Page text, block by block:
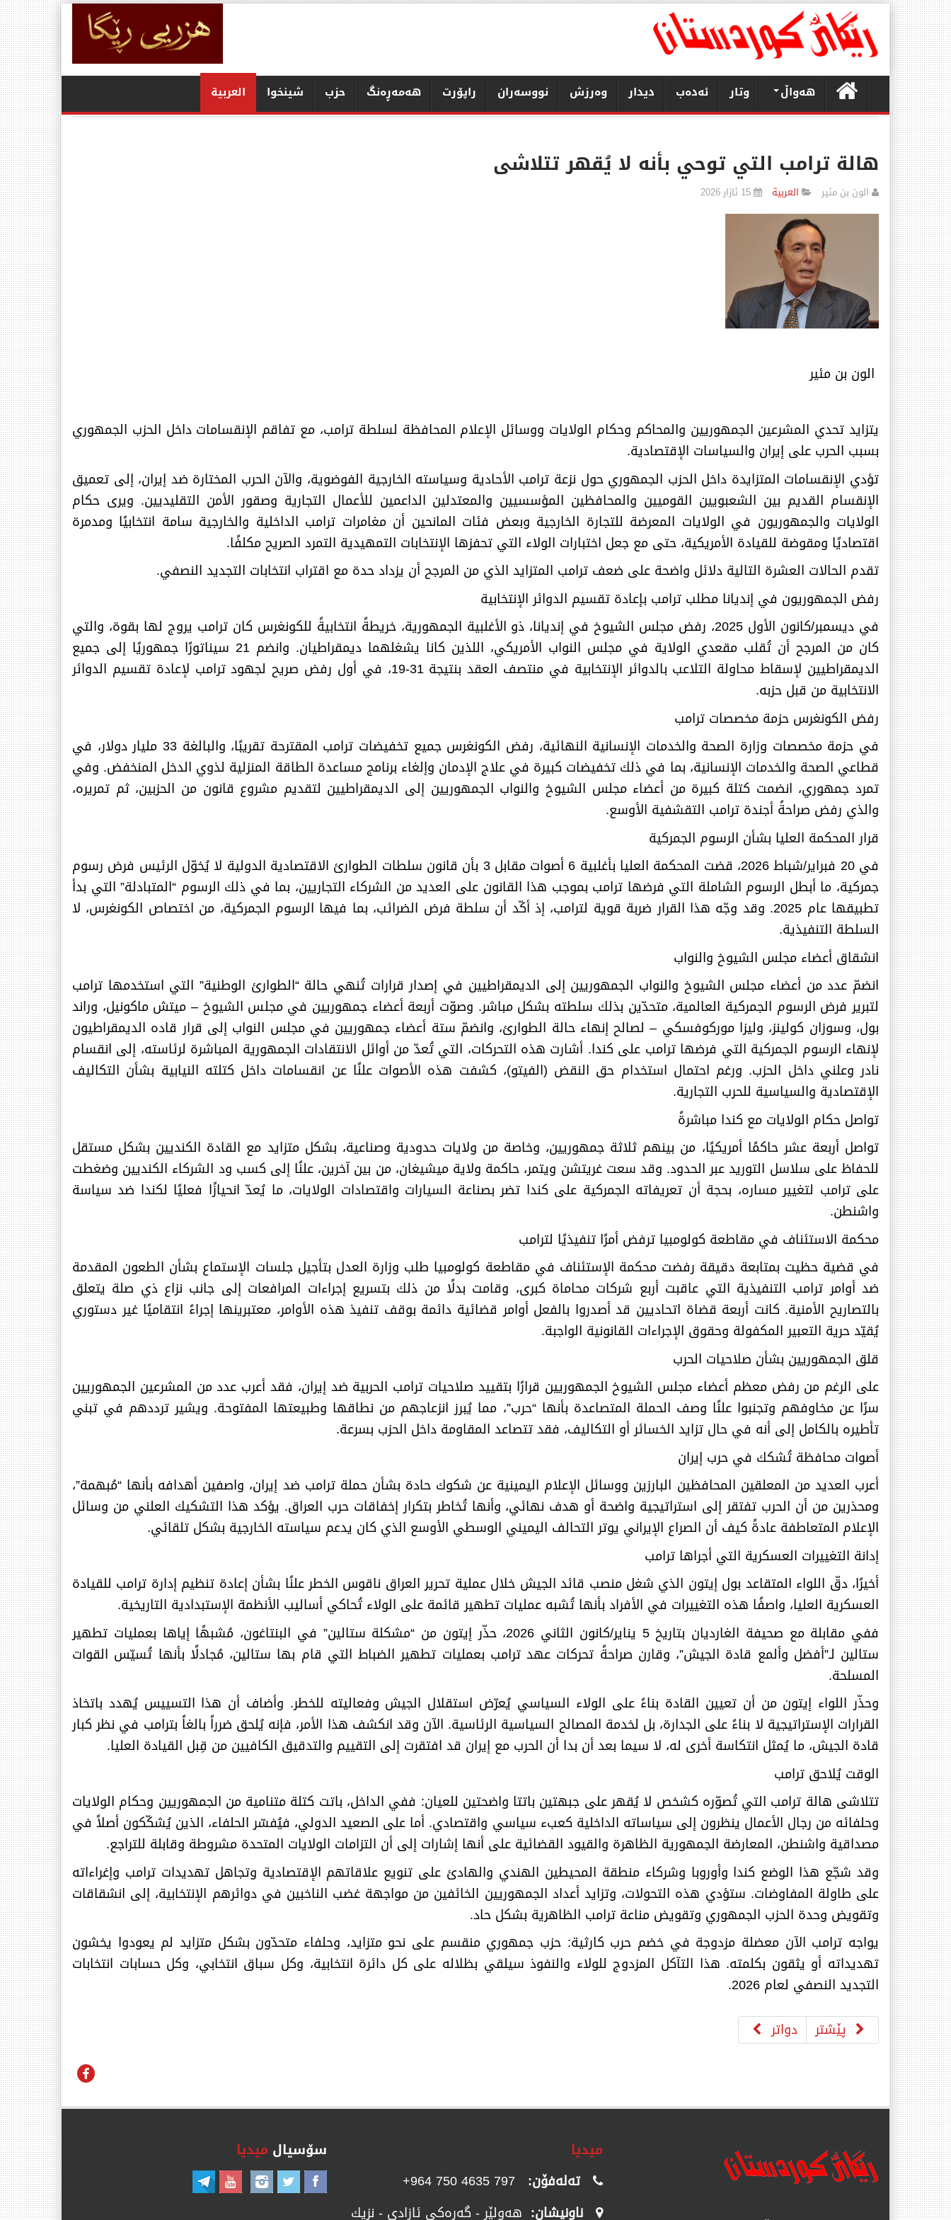
هەواڵ وتار ئەدەب دیدار وەرزش نووسەران راپۆرت هەمەڕەنگ حزب شينخوا العربیة
هالة ترامب التي توحي بأنه لا يُقهر تتلاشى
الون بن مئير العربیة 15 ئازار 2026
الون بن مئير
يتزايد تحدي المشرعين الجمهوريين والمحاكم وحكام الولايات ووسائل الإعلام المحافظة لسلطة ترامب، مع تفاقم الإنقسامات داخل الحزب الجمهوري
بسبب الحرب على إيران والسياسات الإقتصادية.
تؤدي الإنقسامات المتزايدة داخل الحزب الجمهوري حول نزعة ترامب الأحادية وسياسته الخارجية الفوضوية، والآن الحرب المختارة ضد إيران، إلى تعميق
الإنقسام القديم بين الشعبويين القوميين والمحافظين المؤسسيين والمعتدلين الداعمين للأعمال التجارية وصقور الأمن التقليديين. ويرى حكام
الولايات والجمهوريون في الولايات المعرضة للتجارة الخارجية وبعض فئات المانحين أن مغامرات ترامب الداخلية والخارجية سامة انتخابيًا ومدمرة
اقتصاديًا ومقوضة للقيادة الأمريكية، حتى مع جعل اختبارات الولاء التي تحفزها الإنتخابات التمهيدية التمرد الصريح مكلفًا.
تقدم الحالات العشرة التالية دلائل واضحة على ضعف ترامب المتزايد الذي من المرجح أن يزداد حدة مع اقتراب انتخابات التجديد النصفي.
رفض الجمهوريون في إنديانا مطلب ترامب بإعادة تقسيم الدوائر الإنتخابية
في ديسمبر/كانون الأول 2025، رفض مجلس الشيوخ في إنديانا، ذو الأغلبية الجمهورية، خريطةً انتخابيةً للكونغرس كان ترامب يروج لها بقوة، والتي
كان من المرجح أن تُقلب مقعدي الولاية في مجلس النواب الأمريكي، اللذين كانا يشغلهما ديمقراطيان. وانضم 21 سيناتورًا جمهوريًا إلى جميع
الديمقراطيين لإسقاط محاولة التلاعب بالدوائر الإنتخابية في منتصف العقد بنتيجة 31-19، في أول رفض صريح لجهود ترامب لإعادة تقسيم الدوائر
الانتخابية من قبل حزبه.
رفض الكونغرس حزمة مخصصات ترامب
في حزمة مخصصات وزارة الصحة والخدمات الإنسانية النهائية، رفض الكونغرس جميع تخفيضات ترامب المقترحة تقريبًا، والبالغة 33 مليار دولار، في
قطاعي الصحة والخدمات الإنسانية، بما في ذلك تخفيضات كبيرة في علاج الإدمان وإلغاء برنامج مساعدة الطاقة المنزلية لذوي الدخل المنخفض. وفي
تمرد جمهوري، انضمت كتلة كبيرة من أعضاء مجلس الشيوخ والنواب الجمهوريين إلى الديمقراطيين لتقديم مشروع قانون من الحزبين، ثم تمريره،
والذي رفض صراحةً أجندة ترامب التقشفية الأوسع.
قرار المحكمة العليا بشأن الرسوم الجمركية
في 20 فبراير/شباط 2026، قضت المحكمة العليا بأغلبية 6 أصوات مقابل 3 بأن قانون سلطات الطوارئ الاقتصادية الدولية لا يُخوّل الرئيس فرض رسوم
جمركية، ما أبطل الرسوم الشاملة التي فرضها ترامب بموجب هذا القانون على العديد من الشركاء التجاريين، بما في ذلك الرسوم “المتبادلة” التي بدأ
تطبيقها عام 2025. وقد وجّه هذا القرار ضربة قوية لترامب، إذ أكّد أن سلطة فرض الضرائب، بما فيها الرسوم الجمركية، من اختصاص الكونغرس، لا
السلطة التنفيذية.
انشقاق أعضاء مجلس الشيوخ والنواب
انضمّ عدد من أعضاء مجلس الشيوخ والنواب الجمهوريين إلى الديمقراطيين في إصدار قرارات تُنهي حالة “الطوارئ الوطنية” التي استخدمها ترامب
لتبرير فرض الرسوم الجمركية العالمية، متحدّين بذلك سلطته بشكل مباشر. وصوّت أربعة أعضاء جمهوريين في مجلس الشيوخ – ميتش ماكونيل، وراند
بول، وسوزان كولينز، وليزا موركوفسكي – لصالح إنهاء حالة الطوارئ، وانضمّ ستة أعضاء جمهوريين في مجلس النواب إلى قرار قاده الديمقراطيون
لإنهاء الرسوم الجمركية التي فرضها ترامب على كندا. أشارت هذه التحركات، التي تُعدّ من أوائل الانتقادات الجمهورية المباشرة لرئاسته، إلى انقسام
نادر وعلني داخل الحزب. ورغم احتمال استخدام حق النقض (الفيتو)، كشفت هذه الأصوات علنًا عن انقسامات داخل كتلته النيابية بشأن التكاليف
الإقتصادية والسياسية للحرب التجارية.
تواصل حكام الولايات مع كندا مباشرةً
تواصل أربعة عشر حاكمًا أمريكيًا، من بينهم ثلاثة جمهوريين، وخاصة من ولايات حدودية وصناعية، بشكل متزايد مع القادة الكنديين بشكل مستقل
للحفاظ على سلاسل التوريد عبر الحدود. وقد سعت غريتشن ويتمر، حاكمة ولاية ميشيغان، من بين آخرين، علنًا إلى كسب ود الشركاء الكنديين وضغطت
على ترامب لتغيير مساره، بحجة أن تعريفاته الجمركية على كندا تضر بصناعة السيارات واقتصادات الولايات، ما يُعدّ انحيازًا فعليًا لكندا ضد سياسة
واشنطن.
محكمة الاستئناف في مقاطعة كولومبيا ترفض أمرًا تنفيذيًا لترامب
في قضية حظيت بمتابعة دقيقة رفضت محكمة الإستئناف في مقاطعة كولومبيا طلب وزارة العدل بتأجيل جلسات الإستماع بشأن الطعون المقدمة
ضد أوامر ترامب التنفيذية التي عاقبت أربع شركات محاماة كبرى، وقامت بدلًا من ذلك بتسريع إجراءات المرافعات إلى جانب نزاع ذي صلة يتعلق
بالتصاريح الأمنية. كانت أربعة قضاة اتحاديين قد أصدروا بالفعل أوامر قضائية دائمة بوقف تنفيذ هذه الأوامر، معتبرينها إجراءً انتقاميًا غير دستوري
يُقيّد حرية التعبير المكفولة وحقوق الإجراءات القانونية الواجبة.
قلق الجمهوريين بشأن صلاحيات الحرب
على الرغم من رفض معظم أعضاء مجلس الشيوخ الجمهوريين قرارًا بتقييد صلاحيات ترامب الحربية ضد إيران، فقد أعرب عدد من المشرعين الجمهوريين
سرًا عن مخاوفهم وتجنبوا علنًا وصف الحملة المتصاعدة بأنها “حرب”، مما يُبرز انزعاجهم من نطاقها وطبيعتها المفتوحة. ويشير ترددهم في تبني
تأطيره بالكامل إلى أنه في حال تزايد الخسائر أو التكاليف، فقد تتصاعد المقاومة داخل الحزب بسرعة.
أصوات محافظة تُشكك في حرب إيران
أعرب العديد من المعلقين المحافظين البارزين ووسائل الإعلام اليمينية عن شكوك حادة بشأن حملة ترامب ضد إيران، واصفين أهدافه بأنها “مُبهمة”،
ومحذرين من أن الحرب تفتقر إلى استراتيجية واضحة أو هدف نهائي، وأنها تُخاطر بتكرار إخفاقات حرب العراق. يؤكد هذا التشكيك العلني من وسائل
الإعلام المتعاطفة عادةً كيف أن الصراع الإيراني يوتر التحالف اليميني الوسطي الأوسع الذي كان يدعم سياسته الخارجية بشكل تلقائي.
إدانة التغييرات العسكرية التي أجراها ترامب
أخيرًا، دقّ اللواء المتقاعد بول إيتون الذي شغل منصب قائد الجيش خلال عملية تحرير العراق ناقوس الخطر علنًا بشأن إعادة تنظيم إدارة ترامب للقيادة
العسكرية العليا، واصفًا هذه التغييرات في الأفراد بأنها تُشبه عمليات تطهير قائمة على الولاء تُحاكي أساليب الأنظمة الإستبدادية التاريخية.
ففي مقابلة مع صحيفة الغارديان بتاريخ 5 يناير/كانون الثاني 2026، حذّر إيتون من “مشكلة ستالين” في البنتاغون، مُشبهًا إياها بعمليات تطهير
ستالين لـ”أفضل وألمع قادة الجيش”، وقارن صراحةً تحركات عهد ترامب بعمليات تطهير الضباط التي قام بها ستالين، مُجادلًا بأنها تُسيّس القوات
المسلحة.
وحذّر اللواء إيتون من أن تعيين القادة بناءً على الولاء السياسي يُعرّض استقلال الجيش وفعاليته للخطر. وأضاف أن هذا التسييس يُهدد باتخاذ
القرارات الإستراتيجية لا بناءً على الجدارة، بل لخدمة المصالح السياسية الرئاسية. الآن وقد انكشف هذا الأمر، فإنه يُلحق ضرراً بالغاً بترامب في نظر كبار
قادة الجيش، ما يُمثل انتكاسة أخرى له، لا سيما بعد أن بدا أن الحرب مع إيران قد افتقرت إلى التقييم والتدقيق الكافيين من قِبل القيادة العليا.
الوقت يُلاحق ترامب
تتلاشى هالة ترامب التي تُصوّره كشخص لا يُقهر على جبهتين باتتا واضحتين للعيان: ففي الداخل، باتت كتلة متنامية من الجمهوريين وحكام الولايات
وحلفائه من رجال الأعمال ينظرون إلى سياساته الداخلية كعبء سياسي واقتصادي. أما على الصعيد الدولي، فيُفسّر الحلفاء، الذين يُشكّكون أصلاً في
مصداقية واشنطن، المعارضة الجمهورية الظاهرة والقيود القضائية على أنها إشارات إلى أن التزامات الولايات المتحدة مشروطة وقابلة للتراجع.
وقد شجّع هذا الوضع كندا وأوروبا وشركاء منطقة المحيطين الهندي والهادئ على تنويع علاقاتهم الإقتصادية وتجاهل تهديدات ترامب وإغراءاته
على طاولة المفاوضات. ستؤدي هذه التحولات، وتزايد أعداد الجمهوريين الخائفين من مواجهة غضب الناخبين في دوائرهم الإنتخابية، إلى انشقاقات
وتقويض وحدة الحزب الجمهوري وتقويض مناعة ترامب الظاهرية بشكل حاد.
يواجه ترامب الآن معضلة مزدوجة في خضم حرب كارثية: حزب جمهوري منقسم على نحو متزايد، وحلفاء متحدّون بشكل متزايد لم يعودوا يخشون
تهديداته أو يثقون بكلمته. هذا التآكل المزدوج للولاء والنفوذ سيلقي بظلاله على كل دائرة انتخابية، وكل سباق انتخابي، وكل حسابات انتخابات
التجديد النصفي لعام 2026
.
پێشتر
دواتر
میدیا
تەلەفۆن:
ناونیشان: هەولێر - گەرەکی ئازادی - نزیك
سۆسیال میدیا